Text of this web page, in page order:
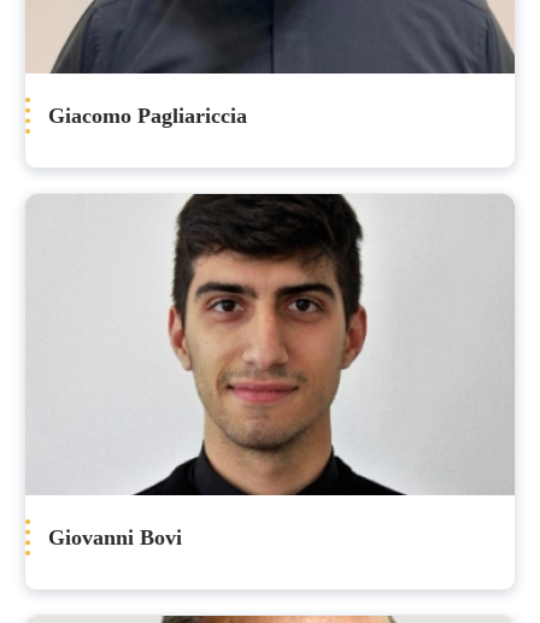
Giacomo Pagliariccia
Giovanni Bovi